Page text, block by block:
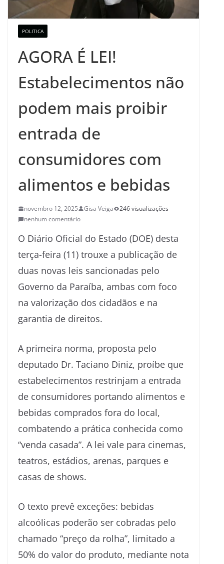
POLITICA
AGORA É LEI!
Estabelecimentos não
podem mais proibir
entrada de
consumidores com
alimentos e bebidas
novembro 12, 2025 Gisa Veiga
246 visualizações
nenhum comentário
O Diário Oficial do Estado (DOE) desta
terça-feira (11) trouxe a publicação de
duas novas leis sancionadas pelo
Governo da Paraíba, ambas com foco
na valorização dos cidadãos e na
garantia de direitos.
A primeira norma, proposta pelo
deputado Dr. Taciano Diniz, proíbe que
estabelecimentos restrinjam a entrada
de consumidores portando alimentos e
bebidas comprados fora do local,
combatendo a prática conhecida como
“venda casada”. A lei vale para cinemas,
teatros, estádios, arenas, parques e
casas de shows.
O texto prevê exceções: bebidas
alcoólicas poderão ser cobradas pelo
chamado “preço da rolha”, limitado a
50% do valor do produto, mediante nota